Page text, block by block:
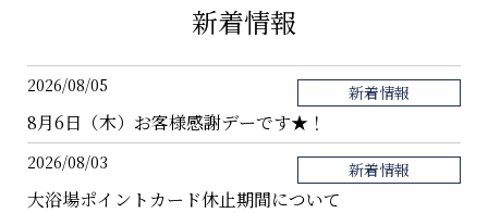
新着情報
新着情報
2026/08/05
8月6日（木）お客様感謝デーです★！
新着情報
2026/08/03
大浴場ポイントカード休止期間について